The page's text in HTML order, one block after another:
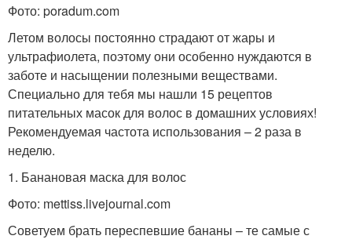
Фото: poradum.com
Летом волосы постоянно страдают от жары и
ультрафиолета, поэтому они особенно нуждаются в
заботе и насыщении полезными веществами.
Специально для тебя мы нашли 15 рецептов
питательных масок для волос в домашних условиях!
Рекомендуемая частота использования – 2 раза в
неделю.
1. Банановая маска для волос
Фото: mettiss.livejournal.com
Советуем брать переспевшие бананы – те самые с